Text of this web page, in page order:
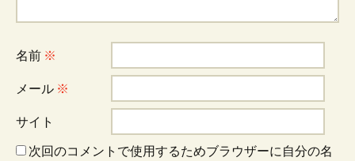
シ
ョ
ン
名前 ※
メール ※
サイト
次回のコメントで使用するためブラウザーに自分の名